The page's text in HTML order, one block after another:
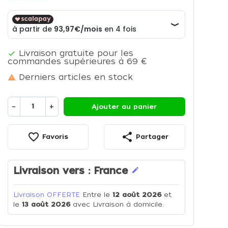
 Livraison gratuite pour les
commandes supérieures à 69 €
 Derniers articles en stock
− + Ajouter au panier
favorite_border Favoris share Partager
Livraison vers : France edit
Livraison OFFERTE Entre le 12 août 2026et
le 13 août 2026avec Livraison à domicile.